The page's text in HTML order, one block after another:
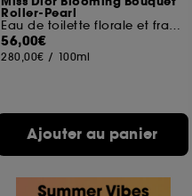
Roller-Pearl
Eau de toilette florale et fraîche
56,00€
280,00€ / 100ml
Ajouter au panier